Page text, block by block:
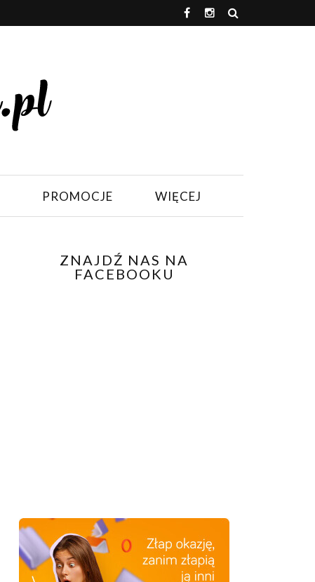
PROMOCJE WIĘCEJ
ZNAJDŹ NAS NA
FACEBOOKU